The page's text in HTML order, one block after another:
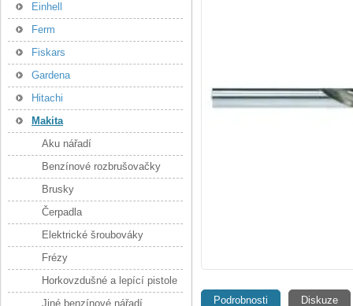
Podrobnosti Diskuze
Einhell
Ferm
Fiskars
Gardena
Hitachi
Makita
Aku nářadí
Benzínové rozbrušovačky
Brusky
Čerpadla
Elektrické šroubováky
Frézy
Horkovzdušné a lepící pistole
Jiné benzínové nářadí